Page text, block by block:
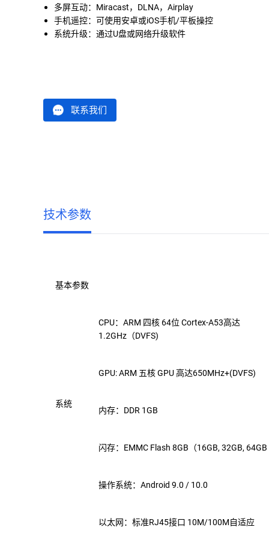
多屏互动：Miracast，DLNA，Airplay
手机遥控：可使用安卓或iOS手机/平板操控
系统升级：通过U盘或网络升级软件
联系我们
技术参数
基本参数
系统
CPU：ARM 四核 64位 Cortex-A53高达
1.2GHz（DVFS)
GPU: ARM 五核 GPU 高达650MHz+(DVFS)
内存：DDR 1GB
闪存：EMMC Flash 8GB（16GB, 32GB,
操作系统：Android 9.0 / 10.0
以太网：标准RJ45接口 10M/100M自适应